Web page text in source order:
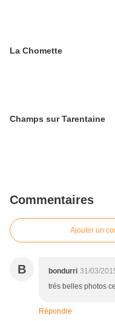
La Chomette
Champs sur Tarentaine
Commentaires
Ajouter un
B bondurri 31/03/
trés belles photos
Répondre